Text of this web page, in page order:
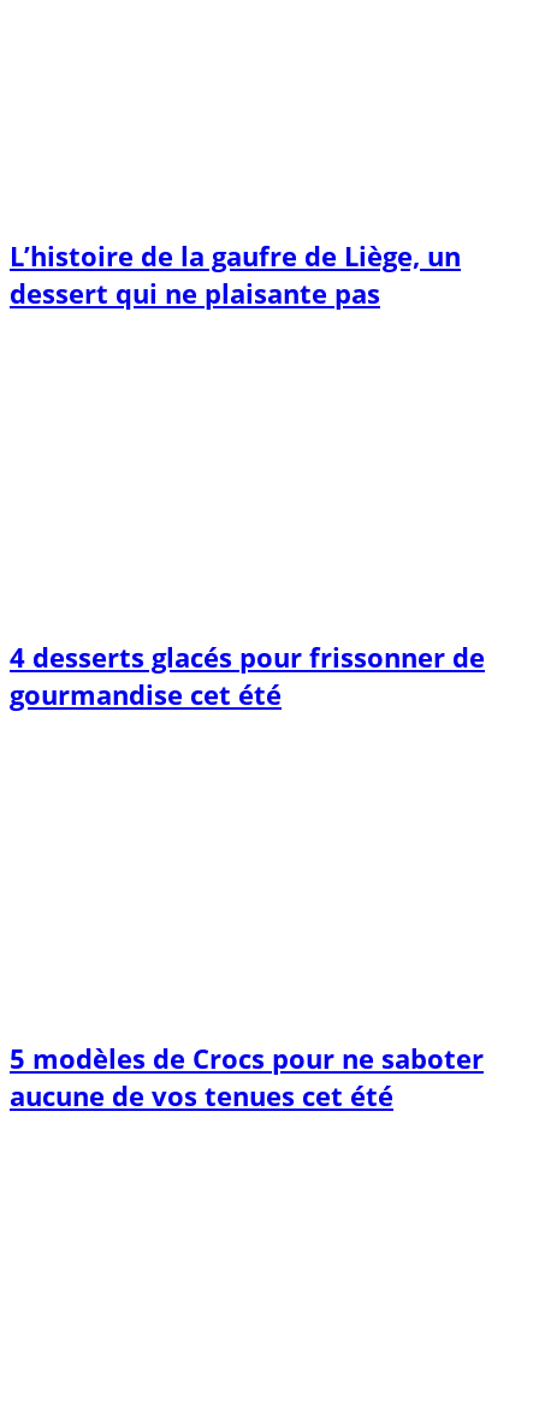
L’histoire de la gaufre de Liège, un
dessert qui ne plaisante pas
4 desserts glacés pour frissonner de
gourmandise cet été
5 modèles de Crocs pour ne saboter
aucune de vos tenues cet été